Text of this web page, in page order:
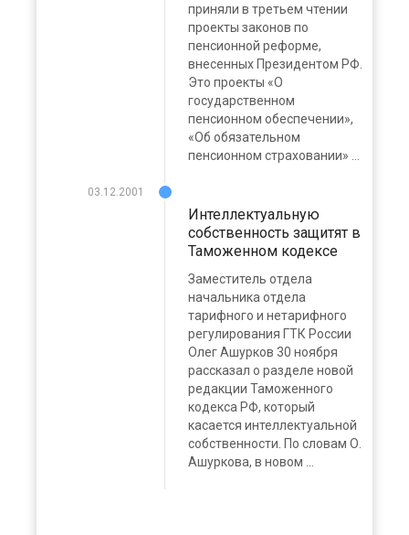
приняли в третьем чтении
проекты законов по
пенсионной реформе,
внесенных Президентом РФ.
Это проекты «О
государственном
пенсионном обеспечении»,
«Об обязательном
пенсионном страховании» ...
03.12.2001
Интеллектуальную
собственность защитят в
Таможенном кодексе
Заместитель отдела
начальника отдела
тарифного и нетарифного
регулирования ГТК России
Олег Ашурков 30 ноября
рассказал о разделе новой
редакции Таможенного
кодекса РФ, который
касается интеллектуальной
собственности. По словам О.
Ашуркова, в новом ...